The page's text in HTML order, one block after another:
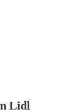
Lidl